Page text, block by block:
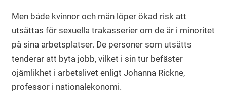
Men både kvinnor och män löper ökad risk att
utsättas för sexuella trakasserier om de är i minoritet
på sina arbetsplatser. De personer som utsätts
tenderar att byta jobb, vilket i sin tur befäster
ojämlikhet i arbetslivet enligt Johanna Rickne,
professor i nationalekonomi.